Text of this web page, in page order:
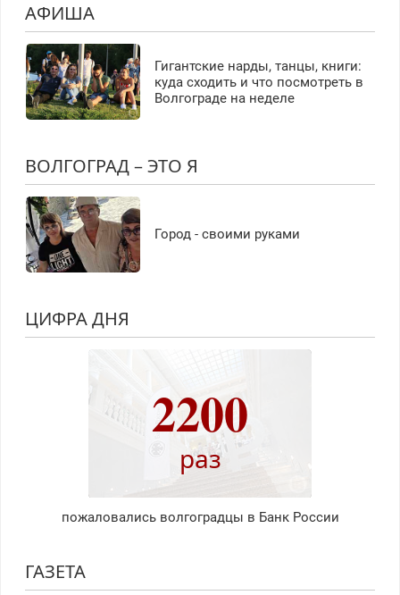
АФИША
Гигантские нарды, танцы, книги:
куда сходить и что посмотреть в
Волгограде на неделе
ВОЛГОГРАД – ЭТО Я
Город - своими руками
ЦИФРА ДНЯ
2200
раз
пожаловались волгоградцы в Банк России
ГАЗЕТА